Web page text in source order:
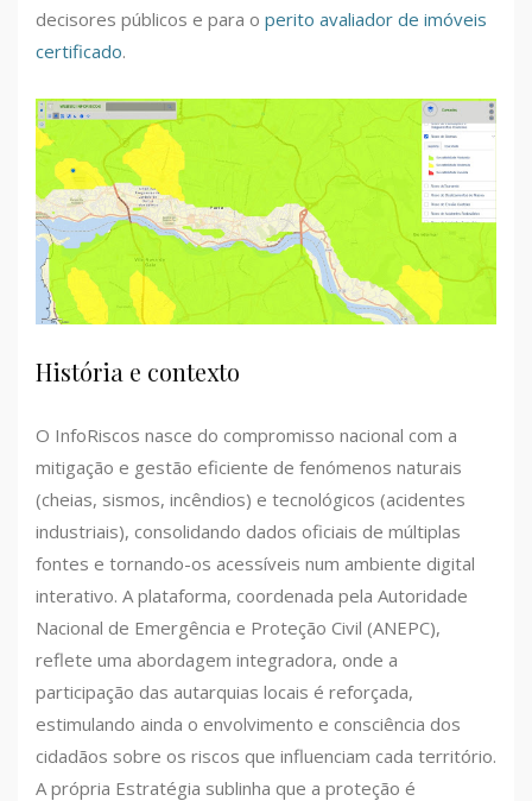
decisores públicos e para o perito avaliador de imóveis
certificado.
História e contexto
O InfoRiscos nasce do compromisso nacional com a
mitigação e gestão eficiente de fenómenos naturais
(cheias, sismos, incêndios) e tecnológicos (acidentes
industriais), consolidando dados oficiais de múltiplas
fontes e tornando-os acessíveis num ambiente digital
interativo. A plataforma, coordenada pela Autoridade
Nacional de Emergência e Proteção Civil (ANEPC),
reflete uma abordagem integradora, onde a
participação das autarquias locais é reforçada,
estimulando ainda o envolvimento e consciência dos
cidadãos sobre os riscos que influenciam cada território.
A própria Estratégia sublinha que a proteção é